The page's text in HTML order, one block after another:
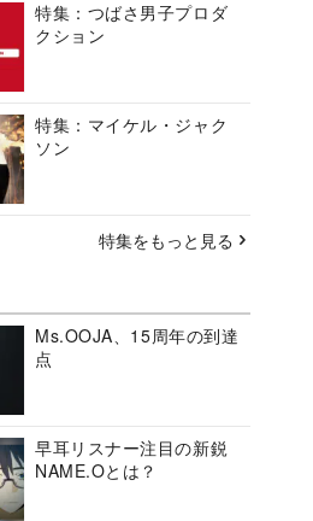
特集：つばさ男子プロダ
クション
特集：マイケル・ジャク
ソン
特集をもっと見る
Ms.OOJA、15周年の到達
点
早耳リスナー注目の新鋭
NAME.Oとは？